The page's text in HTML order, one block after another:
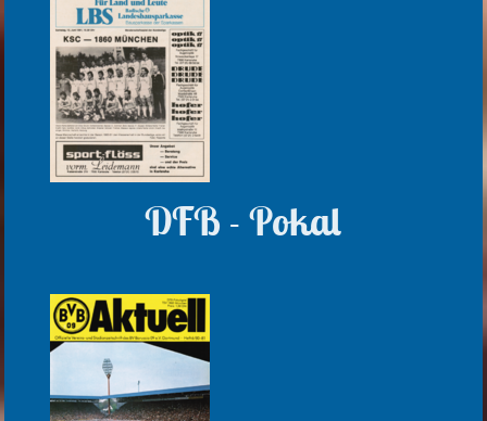
DFB - Pokal